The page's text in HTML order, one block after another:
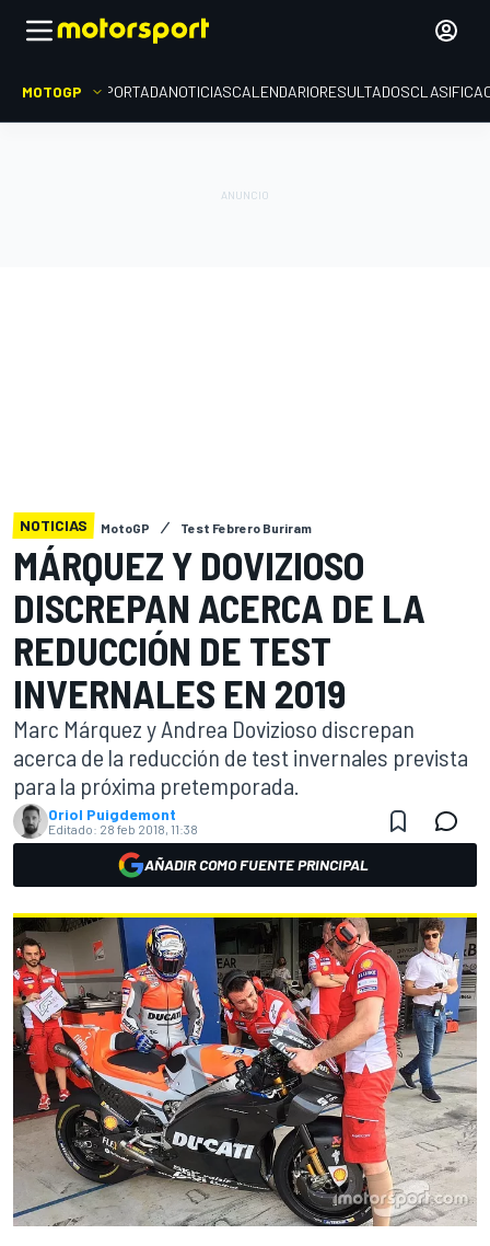
MOTOGP PORTADANOTICIASCALENDARIORESULTADOS
NOTICIAS MotoGP Test Febrero Buriram
MÁRQUEZ Y DOVIZIOSO
DISCREPAN ACERCA DE LA
REDUCCIÓN DE TEST
INVERNALES EN 2019
Marc Márquez y Andrea Dovizioso discrepan
acerca de la reducción de test invernales prevista
para la próxima pretemporada.
Oriol Puigdemont
Editado: 28 feb 2018, 11:38
AÑADIR COMO FUENTE PRINCIPAL